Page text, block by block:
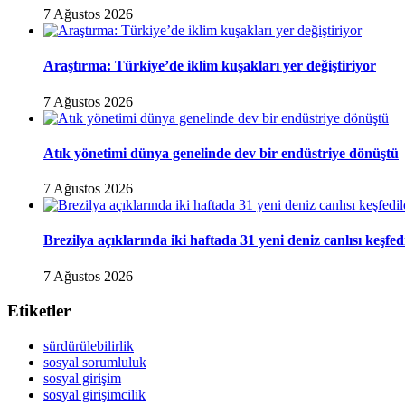
7 Ağustos 2026
Araştırma: Türkiye’de iklim kuşakları yer değiştiriyor
7 Ağustos 2026
Atık yönetimi dünya genelinde dev bir endüstriye dönüştü
7 Ağustos 2026
Brezilya açıklarında iki haftada 31 yeni deniz canlısı
7 Ağustos 2026
Etiketler
sürdürülebilirlik
sosyal sorumluluk
sosyal girişim
sosyal girişimcilik